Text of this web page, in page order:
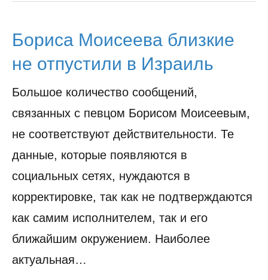
Бориса Моисеева близкие
не отпустили в Израиль
Большое количество сообщений,
связанных с певцом Борисом Моисеевым,
не соответствуют действительности. Те
данные, которые появляются в
социальных сетях, нуждаются в
корректировке, так как не подтверждаются
как самим исполнителем, так и его
ближайшим окружением. Наиболее
актуальная…